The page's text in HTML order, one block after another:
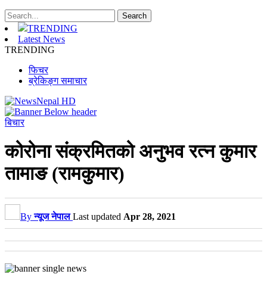
TRENDING
Latest News
TRENDING
फिचर
ब्रेकिङ्ग समाचार
बिचार
कोरोना संक्रमितको अनुभव रत्न कुमार
तामाङ (रामकुमार)
Byन्यूज नेपाल Last updated Apr 28, 2021